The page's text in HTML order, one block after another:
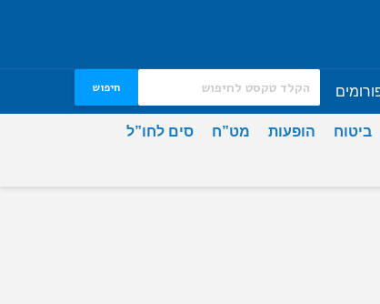
חיפוש
ביטוח הופעות מט”ח סים לחו”ל